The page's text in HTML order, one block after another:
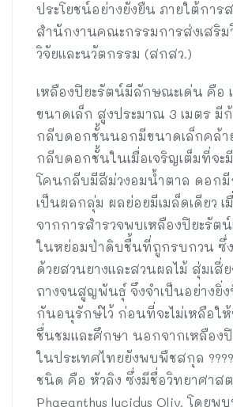
ประโยชน์อย่างยั่งยืน ภายใต้กา
สำนักงานคณะกรรมการส่งเสริ
วิจัยและนวัตกรรม (สกสว.)
เหลืองปิยะรัตน์มีลักษณะเด่น คือ
ขนาดเล็ก สูงประมาณ 3 เมตร มี
กลีบดอกชั้นนอกมีขนาดเล็กคล้า
กลีบดอกชั้นในเมื่อเจริญเต็มที่จะ
โคนกลีบมีสีม่วงอมน้ำตาล ดอก
เป็นผลกลุ่ม ผลย่อยมีเมล็ดเดียว
จากการสำรวจพบเหลืองปิยะรัต
ในหย่อมป่าดิบชื้นที่ถูกรบกวน ซึ่ง
ด้วยสวนยางและสวนผลไม้ สุ่มเสี่
ถางจนสูญพันธุ์ จึงจำเป็นอย่างยิ่ง
กันอนุรักษ์ไว้ ก่อนที่จะไม่เหลือใ
ชื่นชมและศึกษา นอกจากเหลือง
ในประเทศไทยยังพบพืชสกุล
ชนิด คือ หัวลิง ซึ่งมีชื่อวิทยาศาสต
Phaeanthus lucidus Oliv. โดยพ